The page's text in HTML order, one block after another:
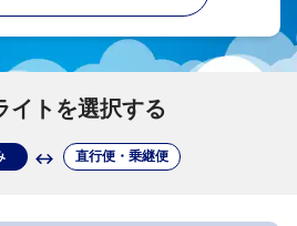
イトを選択する
直行便・乗継便